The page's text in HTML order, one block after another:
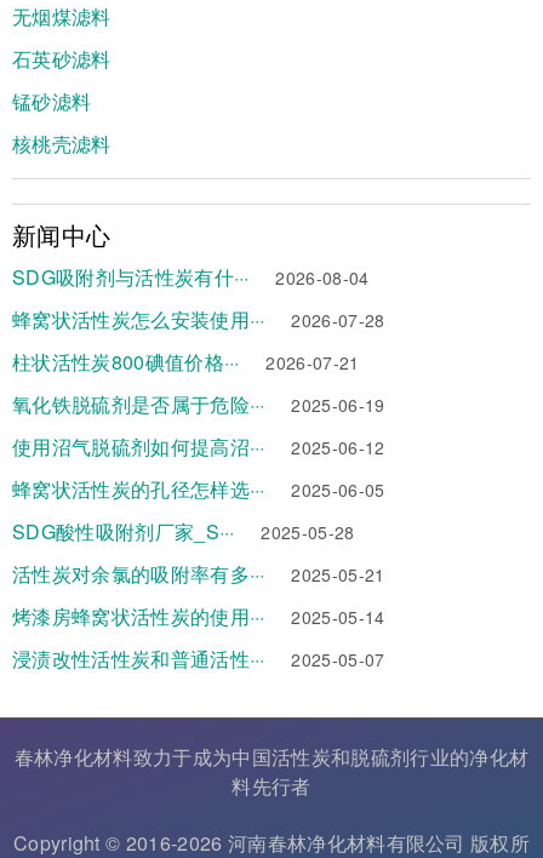
无烟煤滤料
石英砂滤料
锰砂滤料
核桃壳滤料
新闻中心
SDG吸附剂与活性炭有什··· 2026-08-04
蜂窝状活性炭怎么安装使用··· 2026-07-28
柱状活性炭800碘值价格··· 2026-07-21
氧化铁脱硫剂是否属于危险··· 2025-06-19
使用沼气脱硫剂如何提高沼··· 2025-06-12
蜂窝状活性炭的孔径怎样选··· 2025-06-05
SDG酸性吸附剂厂家_S··· 2025-05-28
活性炭对余氯的吸附率有多··· 2025-05-21
烤漆房蜂窝状活性炭的使用··· 2025-05-14
浸渍改性活性炭和普通活性··· 2025-05-07
春林净化材料致力于成为中国活性炭和脱硫剂行业的净化材
料先行者
Copyright © 2016-2026 河南春林净化材料有限公司 版权所